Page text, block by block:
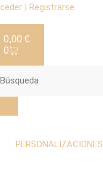
| Registrarse
0,00 €
0
PERSONALIZACIONES